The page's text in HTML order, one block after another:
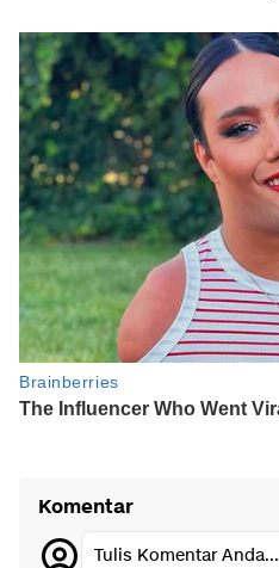
Komentar
Tulis Komentar Anda...